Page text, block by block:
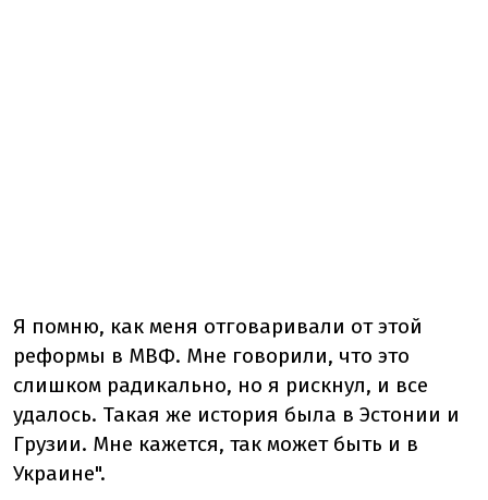
Я помню, как меня отговаривали от этой
реформы в МВФ. Мне говорили, что это
слишком радикально, но я рискнул, и все
удалось. Такая же история была в Эстонии и
Грузии. Мне кажется, так может быть и в
Украине".